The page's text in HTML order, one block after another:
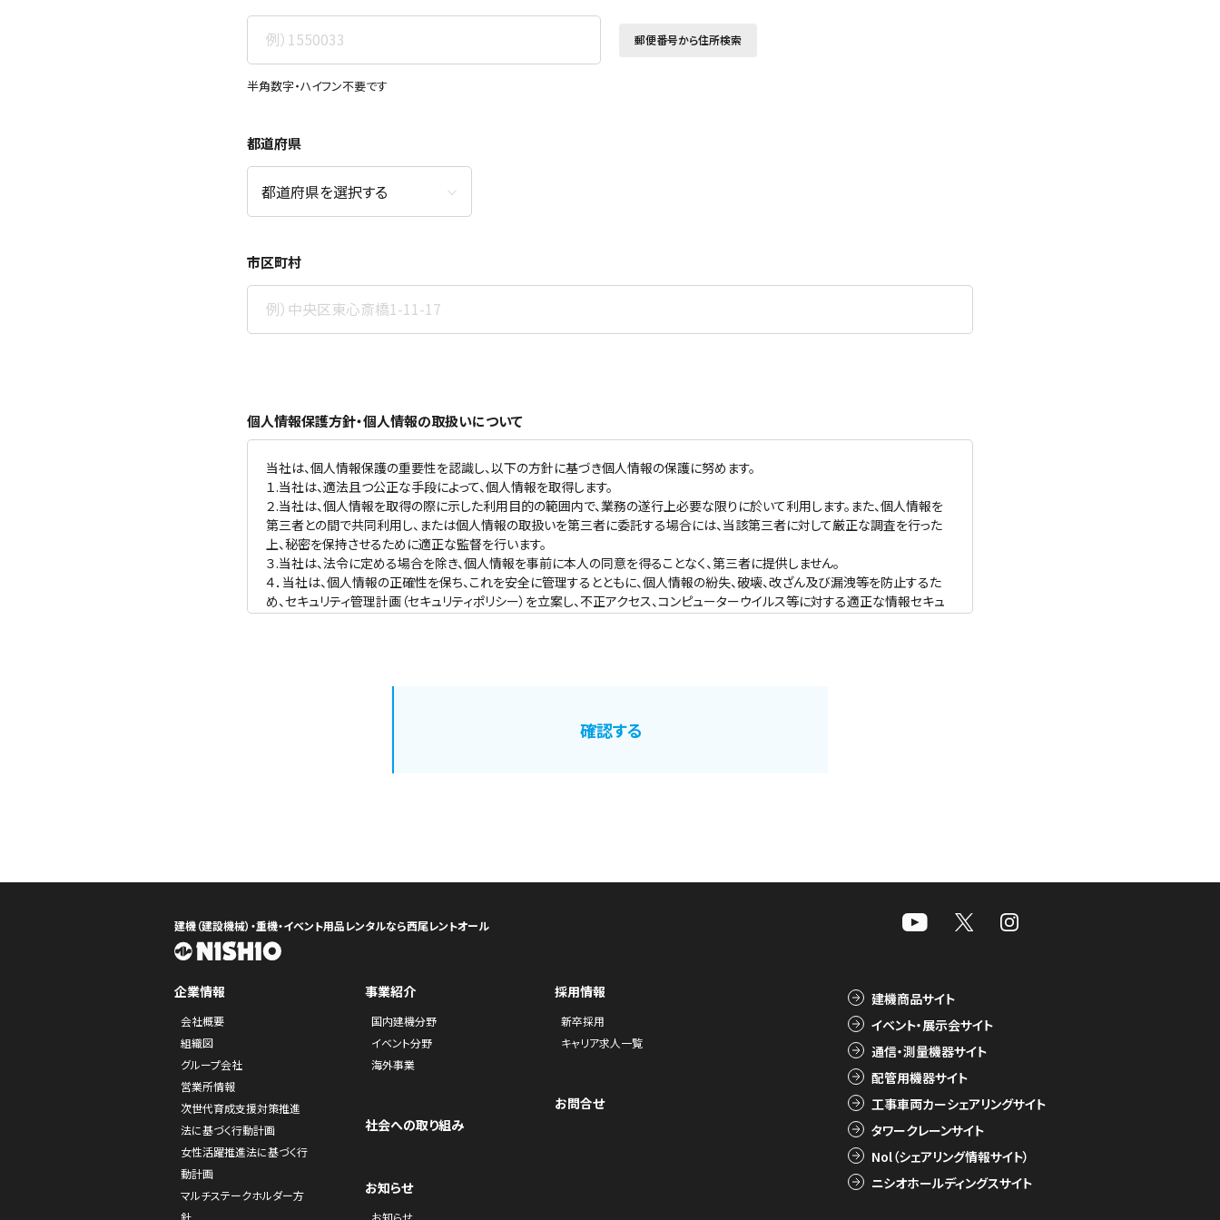
郵便番号から住所検索
半角数字・ハイフン不要です
都道府県
市区町村
個人情報保護方針・個人情報の取扱いについて
当社は、個人情報保護の重要性を認識し、以下の方針に基づき個人情報の保護に努めます。
１.当社は、適法且つ公正な手段によって、個人情報を取得します。
２.当社は、個人情報を取得の際に示した利用目的の範囲内で、業務の遂行上必要な限りに於いて利用します。また、個人情報を
第三者との間で共同利用し、または個人情報の取扱いを第三者に委託する場合には、当該第三者に対して厳正な調査を行った
上、秘密を保持させるために適正な監督を行います。
３.当社は、法令に定める場合を除き、個人情報を事前に本人の同意を得ることなく、第三者に提供しません。
４．当社は、個人情報の正確性を保ち、これを安全に管理するとともに、個人情報の紛失、破壊、改ざん及び漏洩等を防止するた
め、セキュリティ管理計画（セキュリティポリシー）を立案し、不正アクセス、コンピューターウイルス等に対する適正な情報セキュ
確認する
建機（建設機械）・重機・イベント用品レンタルなら西尾レントオール
企業情報
会社概要
組織図
グループ会社
営業所情報
次世代育成支援対策推進
法に基づく行動計画
女性活躍推進法に基づく行
動計画
マルチステークホルダー方
針
事業紹介
国内建機分野
イベント分野
海外事業
社会への取り組み
お知らせ
お知らせ
採用情報
新卒採用
キャリア求人一覧
お問合せ
建機商品サイト
イベント・展示会サイト
通信・測量機器サイト
配管用機器サイト
工事車両カーシェアリングサイト
タワークレーンサイト
Nol（シェアリング情報サイト）
ニシオホールディングスサイト